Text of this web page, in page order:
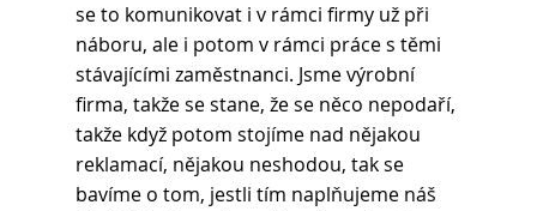
se to komunikovat i v rámci firmy už při
náboru, ale i potom v rámci práce s těmi
stávajícími zaměstnanci. Jsme výrobní
firma, takže se stane, že se něco nepodaří,
takže když potom stojíme nad nějakou
reklamací, nějakou neshodou, tak se
bavíme o tom, jestli tím naplňujeme náš